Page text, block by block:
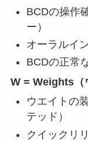
BCDの操作
ー）
オーラルイ
BCDの正常
W = Weights（
ウエイトの
テッド）
クイックリ